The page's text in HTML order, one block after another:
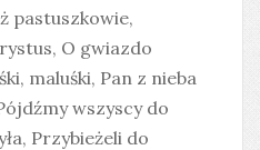
pastuszkowie,
O gwiazdo
maluśki, Pan z nieba
wszyscy do
Przybieżeli do